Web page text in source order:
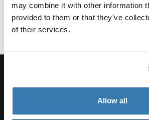
may combine it with other information
provided to them or that they’ve
of their services.
Allow all